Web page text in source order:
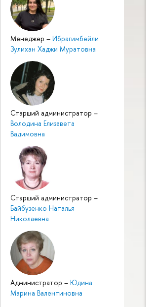
Менеджер – Ибрагимбейли
Зулихан Хаджи Муратовна
Старший администратор –
Володина Елизавета
Вадимовна
Старший администратор –
Байбузенко Наталья
Николаевна
Администратор – Юдина
Марина Валентиновна